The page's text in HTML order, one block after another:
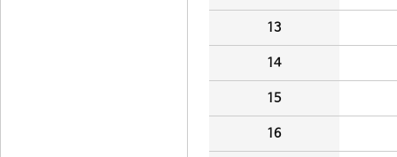
13
14
15
16